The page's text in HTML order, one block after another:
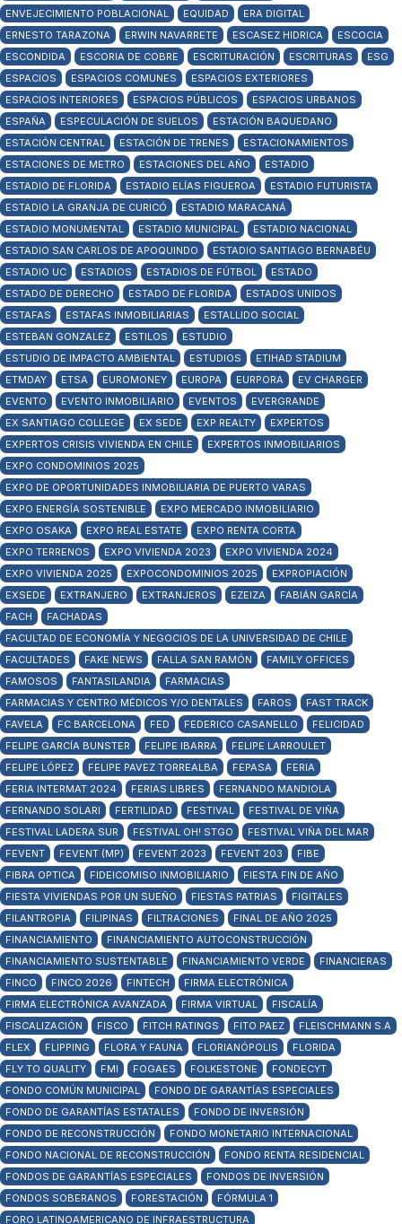
ENVEJECIMIENTO POBLACIONAL
EQUIDAD
ERA DIGITAL
ERNESTO TARAZONA
ERWIN NAVARRETE ESCASEZ HIDRICA
ESCOCIA
ESCONDIDA
ESCORIA DE COBRE ESCRITURACIÓN ESCRITURAS
ESG
ESPACIOS
ESPACIOS COMUNES
ESPACIOS EXTERIORES
ESPACIOS INTERIORES
ESPACIOS PÚBLICOS
ESPACIOS URBANOS
ESPAÑA
ESPECULACIÓN DE SUELOS
ESTACIÓN BAQUEDANO
ESTACIÓN CENTRAL
ESTACIÓN DE TRENES
ESTACIONAMIENTOS
ESTACIONES DE METRO
ESTACIONES DEL AÑO
ESTADIO
ESTADIO DE FLORIDA
ESTADIO ELÍAS FIGUEROA
ESTADIO FUTURISTA
ESTADIO LA GRANJA DE CURICÓ
ESTADIO MARACANÁ
ESTADIO MONUMENTAL
ESTADIO MUNICIPAL
ESTADIO NACIONAL
ESTADIO SAN CARLOS DE APOQUINDO
ESTADIO SANTIAGO BERNABÉU
ESTADIO UC
ESTADIOS ESTADIOS DE FÚTBOL
ESTADO
ESTADO DE DERECHO
ESTADO DE FLORIDA
ESTADOS UNIDOS
ESTAFAS
ESTAFAS INMOBILIARIAS
ESTALLIDO SOCIAL
ESTEBAN GONZALEZ
ESTILOS
ESTUDIO
ESTUDIO DE IMPACTO AMBIENTAL
ESTUDIOS
ETIHAD STADIUM
ETMDAY
ETSA EUROMONEY EUROPA EURPORA
EV CHARGER
EVENTO
EVENTO INMOBILIARIO EVENTOS
EVERGRANDE
EX SANTIAGO COLLEGE
EX SEDE EXP REALTY
EXPERTOS
EXPERTOS CRISIS VIVIENDA EN CHILE
EXPERTOS INMOBILIARIOS
EXPO CONDOMINIOS 2025
EXPO DE OPORTUNIDADES INMOBILIARIA DE PUERTO VARAS
EXPO ENERGÍA SOSTENIBLE
EXPO MERCADO INMOBILIARIO
EXPO OSAKA
EXPO REAL ESTATE
EXPO RENTA CORTA
EXPO TERRENOS
EXPO VIVIENDA 2023
EXPO VIVIENDA 2024
EXPO VIVIENDA 2025
EXPOCONDOMINIOS 2025
EXPROPIACIÓN
EXSEDE
EXTRANJERO EXTRANJEROS EZEIZA
FABIÁN GARCÍA
FACH
FACHADAS
FACULTAD DE ECONOMÍA Y NEGOCIOS DE LA UNIVERSIDAD DE CHILE
FACULTADES
FAKE NEWS FALLA SAN RAMÓN
FAMILY OFFICES
FAMOSOS
FANTASILANDIA
FARMACIAS
FARMACIAS Y CENTRO MÉDICOS Y/O DENTALES
FAROS
FAST TRACK
FAVELA
FC BARCELONA FED FEDERICO CASANELLO
FELICIDAD
FELIPE GARCÍA BUNSTER
FELIPE IBARRA
FELIPE LARROULET
FELIPE LÓPEZ
FELIPE PAVEZ TORREALBA FEPASA
FERIA
FERIA INTERMAT 2024
FERIAS LIBRES
FERNANDO MANDIOLA
FERNANDO SOLARI
FERTILIDAD FESTIVAL
FESTIVAL DE VIÑA
FESTIVAL LADERA SUR
FESTIVAL OH! STGO
FESTIVAL VIÑA DEL MAR
FEVENT
FEVENT (MP) FEVENT 2023 FEVENT 203
FIBE
FIBRA OPTICA
FIDEICOMISO INMOBILIARIO
FIESTA FIN DE AÑO
FIESTA VIVIENDAS POR UN SUEÑO
FIESTAS PATRIAS
FIGITALES
FILANTROPIA
FILIPINAS FILTRACIONES
FINAL DE AÑO 2025
FINANCIAMIENTO
FINANCIAMIENTO AUTOCONSTRUCCIÓN
FINANCIAMIENTO SUSTENTABLE
FINANCIAMIENTO VERDE
FINANCIERAS
FINCO
FINCO 2026 FINTECH
FIRMA ELECTRÓNICA
FIRMA ELECTRÓNICA AVANZADA
FIRMA VIRTUAL
FISCALÍA
FISCALIZACIÓN
FISCO FITCH RATINGS FITO PAEZ
FLEISCHMANN S.A
FLEX
FLIPPING FLORA Y FAUNA FLORIANÓPOLIS
FLORIDA
FLY TO QUALITY
FMI FOGAES FOLKESTONE
FONDECYT
FONDO COMÚN MUNICIPAL
FONDO DE GARANTÍAS ESPECIALES
FONDO DE GARANTÍAS ESTATALES
FONDO DE INVERSIÓN
FONDO DE RECONSTRUCCIÓN
FONDO MONETARIO INTERNACIONAL
FONDO NACIONAL DE RECONSTRUCCIÓN
FONDO RENTA RESIDENCIAL
FONDOS DE GARANTÍAS ESPECIALES
FONDOS DE INVERSIÓN
FONDOS SOBERANOS
FORESTACIÓN
FÓRMULA 1
FORO LATINOAMERICANO DE INFRAESTRUCTURA